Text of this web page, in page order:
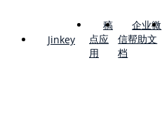
Jinkey
稿
点应
用
企业微
信帮助文
档